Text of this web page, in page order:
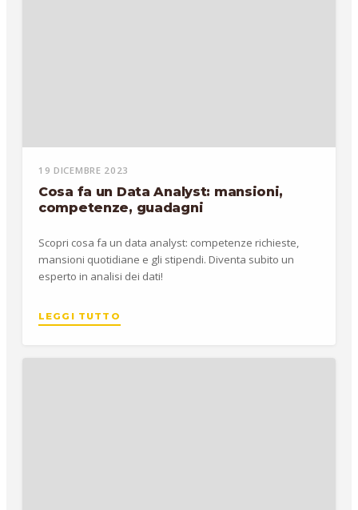
19 DICEMBRE 2023
Cosa fa un Data Analyst: mansioni,
competenze, guadagni
Scopri cosa fa un data analyst: competenze richieste,
mansioni quotidiane e gli stipendi. Diventa subito un
esperto in analisi dei dati!
LEGGI TUTTO